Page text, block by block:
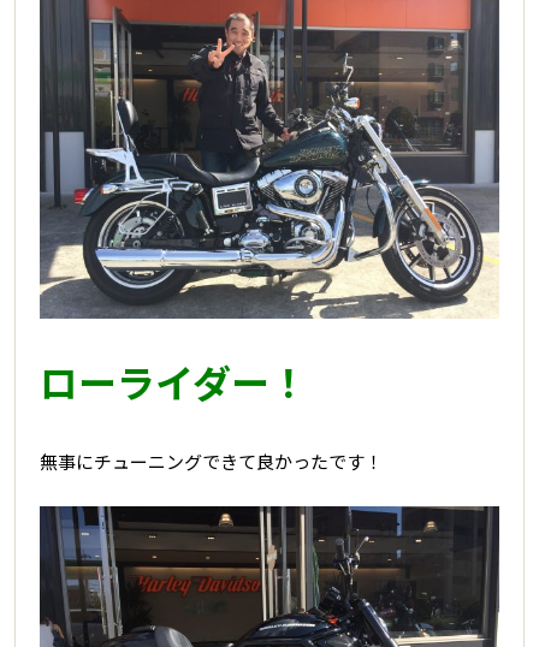
ローライダー！
無事にチューニングできて良かったです！